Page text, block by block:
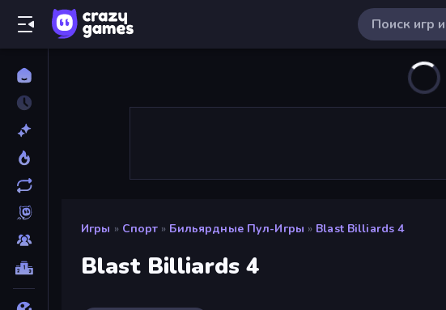
Игры » Спорт » Бильярдные Пул-Игры » Blast Billiards 4
Blast Billiards 4